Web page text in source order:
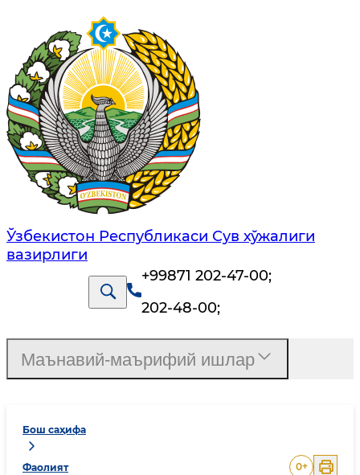
Ўзбекистон Республикаси Сув хўжалиги
вазирлиги
+99871 202-47-00;
202-48-00;
Бош саҳифа
Фаолият 0+
Маънавий-маърифий ишлар